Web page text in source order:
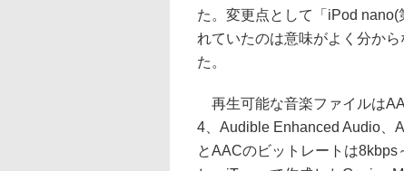
た。変更点として「iPod
れていたのは意味がよく分か
た。
再生可能な音楽ファイルは
4、Audible Enhanced Audio、
とAACのビットレートは